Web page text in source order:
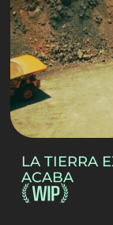
LA TIERRA
ACABA